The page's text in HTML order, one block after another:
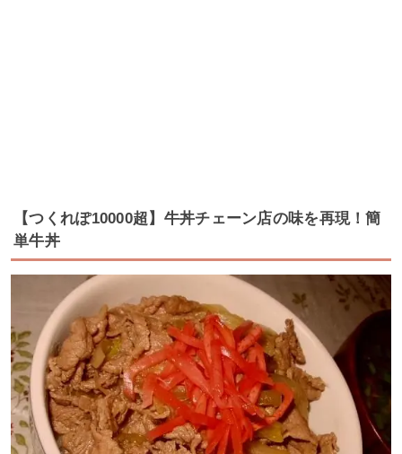
【つくれぽ10000超】牛丼チェーン店の味を再現！簡
単牛丼